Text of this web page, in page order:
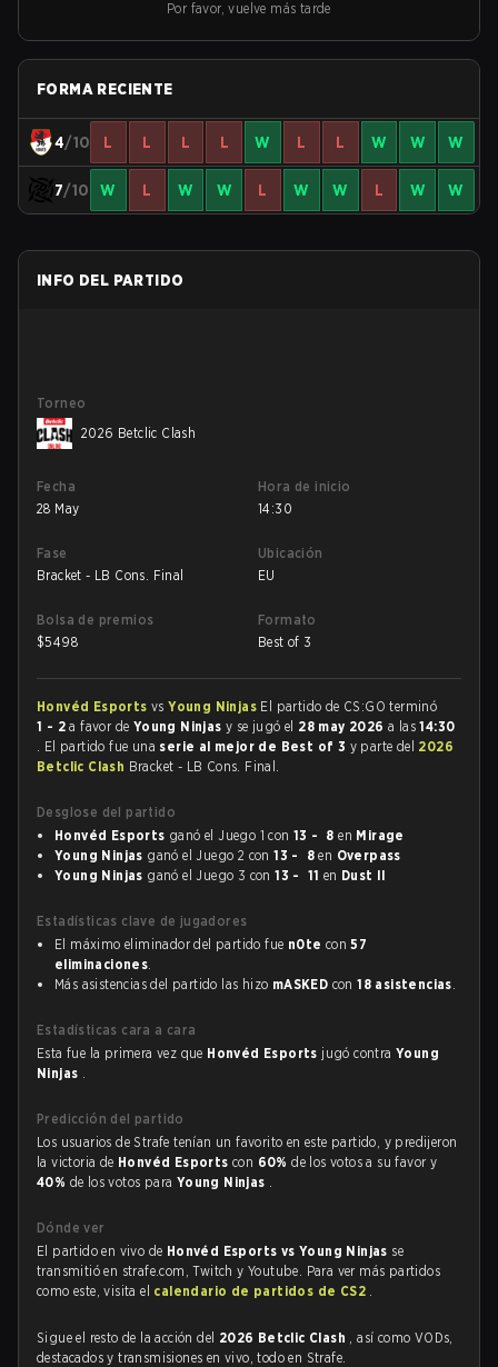
Por favor, vuelve más tarde
FORMA RECIENTE
4/10 L L L L W L L W W W
7/10 W L W W L W W L W W
INFO DEL PARTIDO
Torneo
2026 Betclic Clash
Fecha
28 May
Hora de inicio
14:30
Fase
Bracket - LB Cons. Final
Ubicación
EU
Bolsa de premios
$5498
Formato
Best of 3
Honvéd Esports vsYoung Ninjas El partido de CS:GO terminó
1 - 2 a favor de Young Ninjasy se jugó el 28 may 2026a las14:30
. El partido fue una serie al mejor de Best of 3 y parte del 2026
Betclic Clash Bracket - LB Cons. Final.
Desglose del partido
Honvéd Esports ganó el Juego 1 con13 - 8 en Mirage
Young Ninjas ganó el Juego 2 con13 - 8 en Overpass
Young Ninjas ganó el Juego 3 con13 - 11 en Dust II
Estadísticas clave de jugadores
El máximo eliminador del partido fue n0te con57
eliminaciones.
Más asistencias del partido las hizo mASKED con18 asistencias.
Estadísticas cara a cara
Esta fue la primera vez que Honvéd Esports jugó contraYoung
Ninjas .
Predicción del partido
Los usuarios de Strafe tenían un favorito en este partido, y predijeron
la victoria de Honvéd Esportscon 60%de los votos a su favor y
40% de los votos para Young Ninjas .
Dónde ver
El partido en vivo de Honvéd Esports vs Young Ninjas se
transmitió en strafe.com, Twitch y Youtube. Para ver más partidos
como este, visita el calendario de partidos de CS2 .
Sigue el resto de la acción del 2026 Betclic Clash , así como VODs,
destacados y transmisiones en vivo, todo en Strafe.